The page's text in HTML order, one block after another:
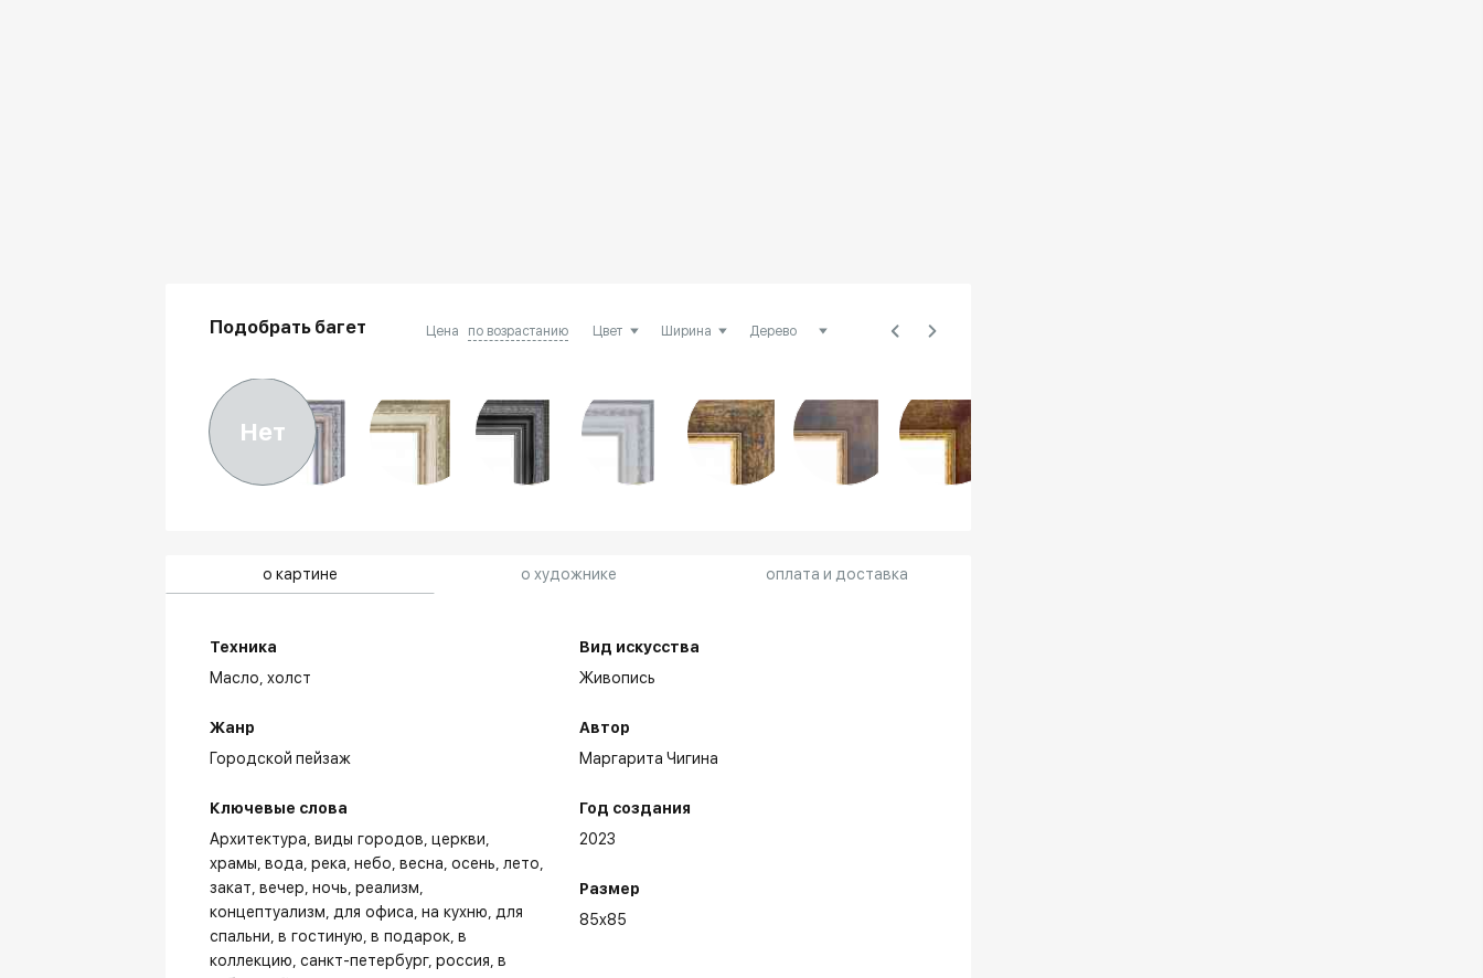
Подобрать багет Цена по возрастанию
Нет
о картине о художнике оплата и доставка
Техника
Масло,холст
Жанр
Городской пейзаж
Ключевые слова
Архитектура виды городов церкви,
храмы вода река небо весна осень лето
закат вечер ночь реализм
концептуализм для офиса на кухню для
спальни в гостиную в подарок в
коллекцию санкт-петербург россия в
Вид искусства
Живопись
Автор
Маргарита Чигина
Год создания
2023
Размер
85x85